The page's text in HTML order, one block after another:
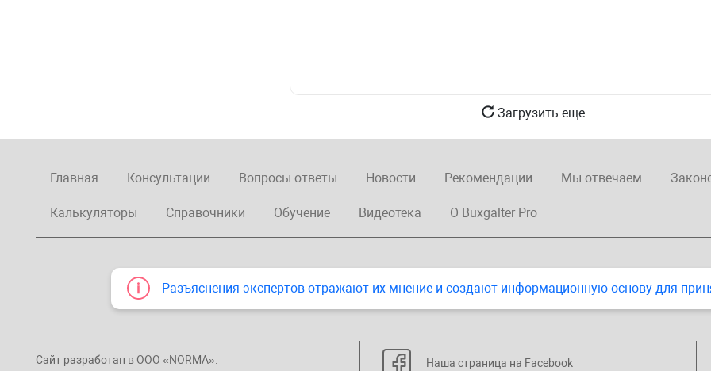
Загрузить еще
Главная Консультации Вопросы-ответы Новости Рекомендации Мы отвечаем
Калькуляторы Справочники Обучение Видеотека О Buxgalter Pro
Разъяснения экспертов отражают их мнение и создают информационную основу для
Сайт разработан в ООО «NORMA». Наша страница на Facebook